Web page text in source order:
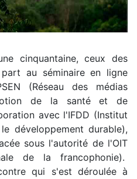
cinquantaine, ceux des
au séminaire en ligne
(Réseau des médias
de la santé et de
avec l'IFDD (Institut
développement durable),
sous l'autorité de l'OIT
de la francophonie).
qui s'est déroulée à